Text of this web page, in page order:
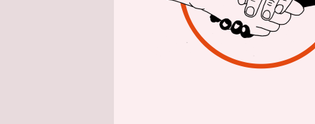
und
Bevor
begann,
Ikea-